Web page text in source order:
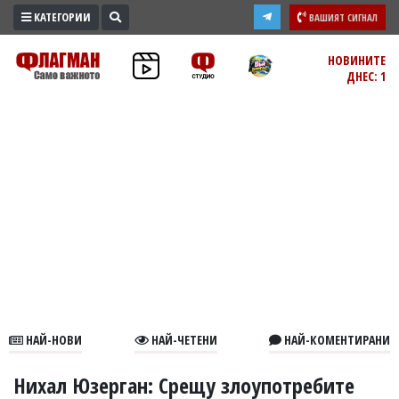
ПРОМО
ЗОНА
В
КАТЕГОРИИ ВАШИЯТ СИГНАЛ
НОВИНИТЕ
ДНЕС: 1
НАЙ-НОВИ НАЙ-ЧЕТЕНИ НАЙ-КОМЕНТИРАНИ
Нихал Юзерган: Срещу злоупотребите